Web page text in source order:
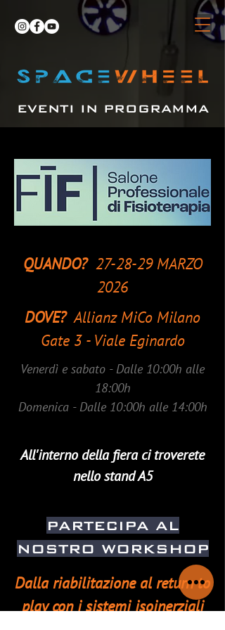
EVENTI IN PROGRAMMA
QUANDO? 27-28-29 MARZO
2026
DOVE? Allianz MiCo Milano
Gate 3 - Viale Eginardo
Venerdì e sabato - Dalle 10:00h alle
18:00h
Domenica - Dalle 10:00h alle 14:00h
All'interno della fiera ci troverete
nello stand A5
PARTECIPA AL
NOSTRO WORKSHOP
Dalla riabilitazione al return to
play con i sistemi isoinerziali